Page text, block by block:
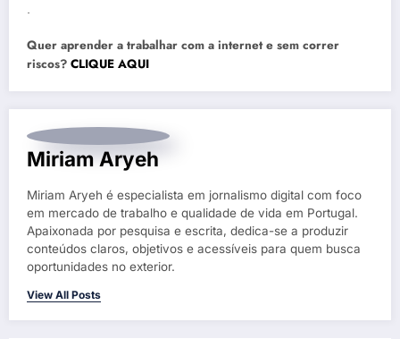
.
Quer aprender a trabalhar com a internet e sem correr
riscos? CLIQUE AQUI
Miriam Aryeh
Miriam Aryeh é especialista em jornalismo digital com foco
em mercado de trabalho e qualidade de vida em Portugal.
Apaixonada por pesquisa e escrita, dedica-se a produzir
conteúdos claros, objetivos e acessíveis para quem busca
oportunidades no exterior.
View All Posts